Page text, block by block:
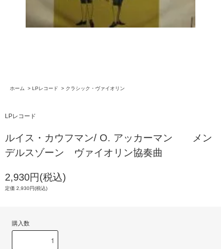
ホーム > LPレコード > クラシック・ヴァイオリン
LPレコード
ルイス・カウフマン/ O. アッカーマン メン
デルスゾーン ヴァイオリン協奏曲
2,930円(税込)
定価 2,930円(税込)
購入数